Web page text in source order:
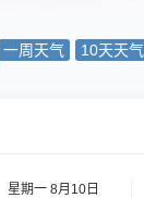
一周天气 10天天气
星期一 8月10日